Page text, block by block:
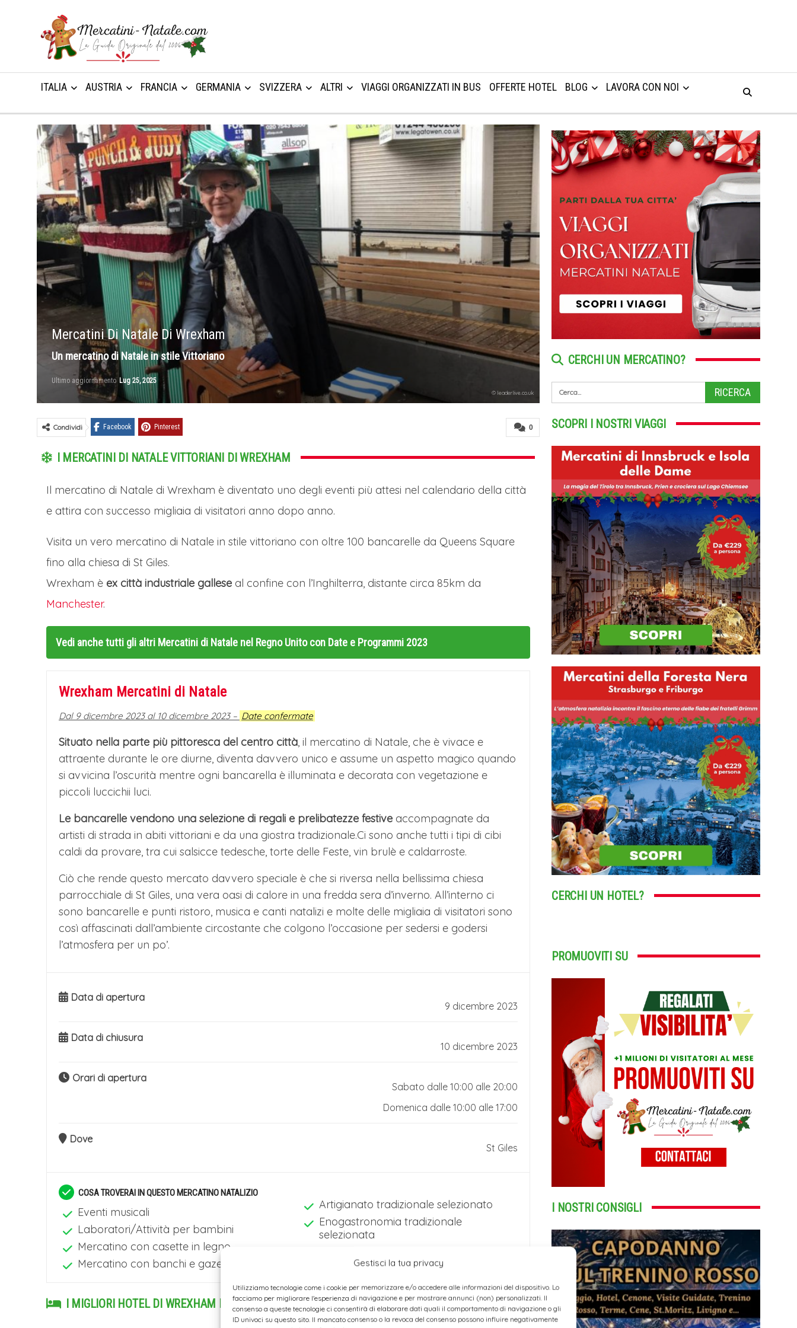
Gestisci la tua privacy
Utilizziamo tecnologie come i cookie per memorizzare e/o accedere alle informazioni del dispositivo. Lo
facciamo per migliorare l'esperienza di navigazione e per mostrare annunci (non) personalizzati. Il
consenso a queste tecnologie ci consentirà di elaborare dati quali il comportamento di navigazione o gli
ID univoci su questo sito. Il mancato consenso o la revoca del consenso possono influire negativamente
ITALIA AUSTRIA FRANCIA GERMANIA SVIZZERA ALTRI VIAGGI ORGANIZZATI IN BUS OFFERTE HOTEL BLOG LAVORA CON NOI
Mercatini Di Natale Di Wrexham
Un mercatino di Natale in stile Vittoriano
Ultimo aggiornamento Lug 25, 2025
© leaderlive.co.uk
0
Condividi Facebook Pinterest
I MERCATINI DI NATALE VITTORIANI DI WREXHAM
Il mercatino di Natale di Wrexham è diventato uno degli eventi più attesi nel calendario della città
e attira con successo migliaia di visitatori anno dopo anno.
Visita un vero mercatino di Natale in stile vittoriano con oltre 100 bancarelle da Queens Square
fino alla chiesa di St Giles.
Wrexham è ex città industriale gallese al confine con l’Inghilterra, distante circa 85km da
Manchester.
Vedi anche tutti gli altri Mercatini di Natale nel Regno Unito con Date e Programmi 2023
Wrexham Mercatini di Natale
Dal 9 dicembre 2023 al 10 dicembre 2023 – Date confermate
Situato nella parte più pittoresca del centro città , il mercatino di Natale, che è vivace e
attraente durante le ore diurne, diventa davvero unico e assume un aspetto magico quando
si avvicina l’oscurità mentre ogni bancarella è illuminata e decorata con vegetazione e
piccoli luccichii luci.
Le bancarelle vendono una selezione di regali e prelibatezze festive accompagnate da
artisti di strada in abiti vittoriani e da una giostra tradizionale.Ci sono anche tutti i tipi di cibi
caldi da provare, tra cui salsicce tedesche, torte delle Feste, vin brulè e caldarroste.
Ciò che rende questo mercato davvero speciale è che si riversa nella bellissima chiesa
parrocchiale di St Giles, una vera oasi di calore in una fredda sera d’inverno. All’interno ci
sono bancarelle e punti ristoro, musica e canti natalizi e molte delle migliaia di visitatori sono
così affascinati dall’ambiente circostante che colgono l’occasione per sedersi e godersi
l’atmosfera per un po’.
Data di apertura
9 dicembre 2023
Data di chiusura
10 dicembre 2023
Orari di apertura
Sabato dalle 10:00 alle 20:00
Domenica dalle 10:00 alle 17:00
Dove
St Giles
COSA TROVERAI IN QUESTO MERCATINO NATALIZIO
Eventi musicali
Laboratori/Attività per bambini
Mercatino con casette in legno
Mercatino con banchi e gazebo
Artigianato tradizionale selezionato
Enogastronomia tradizionale
selezionata
I MIGLIORI HOTEL DI WREXHAM DA PRENOTARE DURANTE I MERCATINI DI NATALE
CERCHI UN MERCATINO?
SCOPRI I NOSTRI VIAGGI
CERCHI UN HOTEL?
PROMUOVITI SU
I NOSTRI CONSIGLI